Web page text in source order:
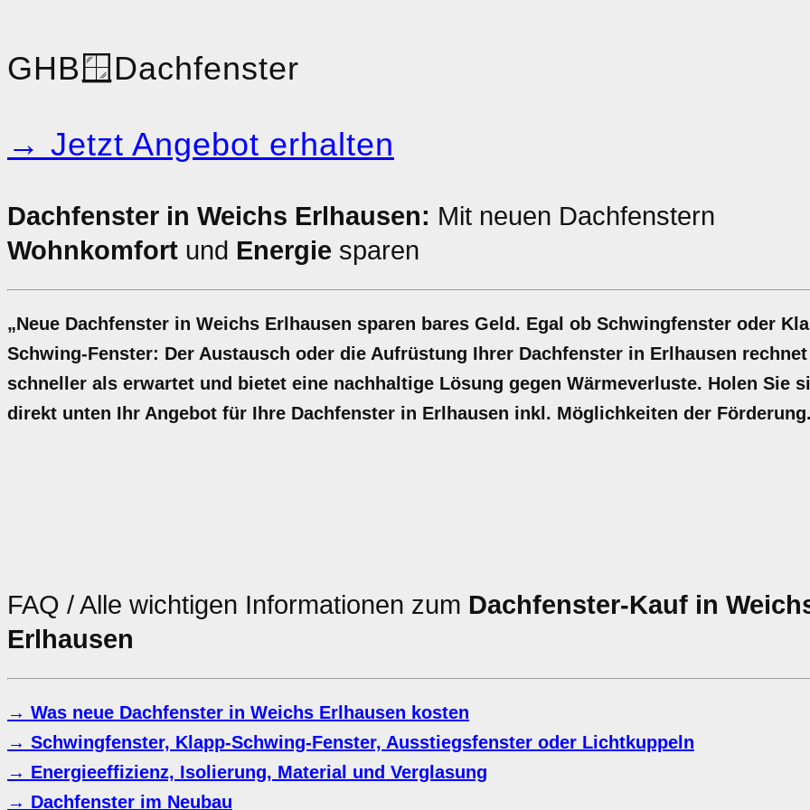
GHB🪟 Dachfenster
→ Jetzt Angebot erhalten
Dachfenster in Weichs Erlhausen: Mit neuen Dachfenstern
Wohnkomfort und Energie sparen
„Neue Dachfenster in Weichs Erlhausen sparen bares Geld. Egal ob Schwingfenster oder
Schwing-Fenster: Der Austausch oder die Aufrüstung Ihrer Dachfenster in Erlhausen
schneller als erwartet und bietet eine nachhaltige Lösung gegen Wärmeverluste. Holen Sie
direkt unten Ihr Angebot für Ihre Dachfenster in Erlhausen inkl. Möglichkeiten der
FAQ / Alle wichtigen Informationen zum Dachfenster-Kauf in
Erlhausen
→ Was neue Dachfenster in Weichs Erlhausen kosten
→ Schwingfenster, Klapp-Schwing-Fenster, Ausstiegsfenster oder Lichtkuppeln
→ Energieeffizienz, Isolierung, Material und Verglasung
→ Dachfenster im Neubau